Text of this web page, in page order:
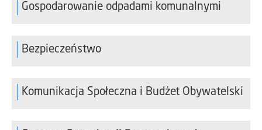
Gospodarowanie odpadami komunalnymi
Bezpieczeństwo
Komunikacja Społeczna i Budżet Obywatelski